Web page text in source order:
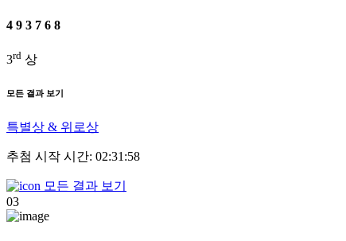
4 9 3 7 6 8
3rd 상
모든 결과 보기
특별상 & 위로상
추첨 시작 시간: 02:31:58
모든 결과 보기
03